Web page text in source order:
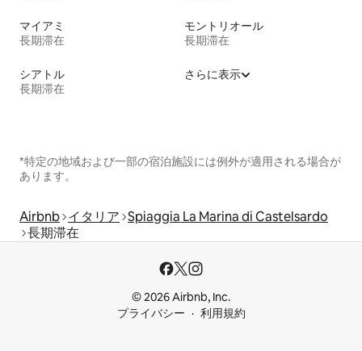
マイアミ
長期滞在
モントリオール
長期滞在
シアトル
長期滞在
さらに表示
*特定の地域および一部の宿泊施設には例外が適用される場合が
あります。
Airbnb イタリア Spiaggia La Marina di Castelsardo
長期滞在
© 2026 Airbnb, Inc.
プライバシー
利用規約